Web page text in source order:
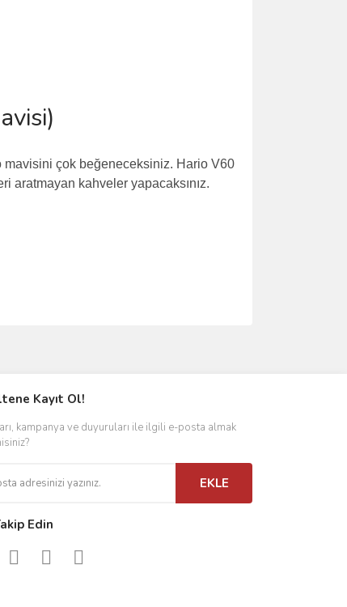
mavisini çok beğeneceksiniz. Hario V60
aratmayan kahveler yapacaksınız.
Kayıt Ol!
kampanya ve duyuruları ile ilgili e-posta almak
EKLE
Edin